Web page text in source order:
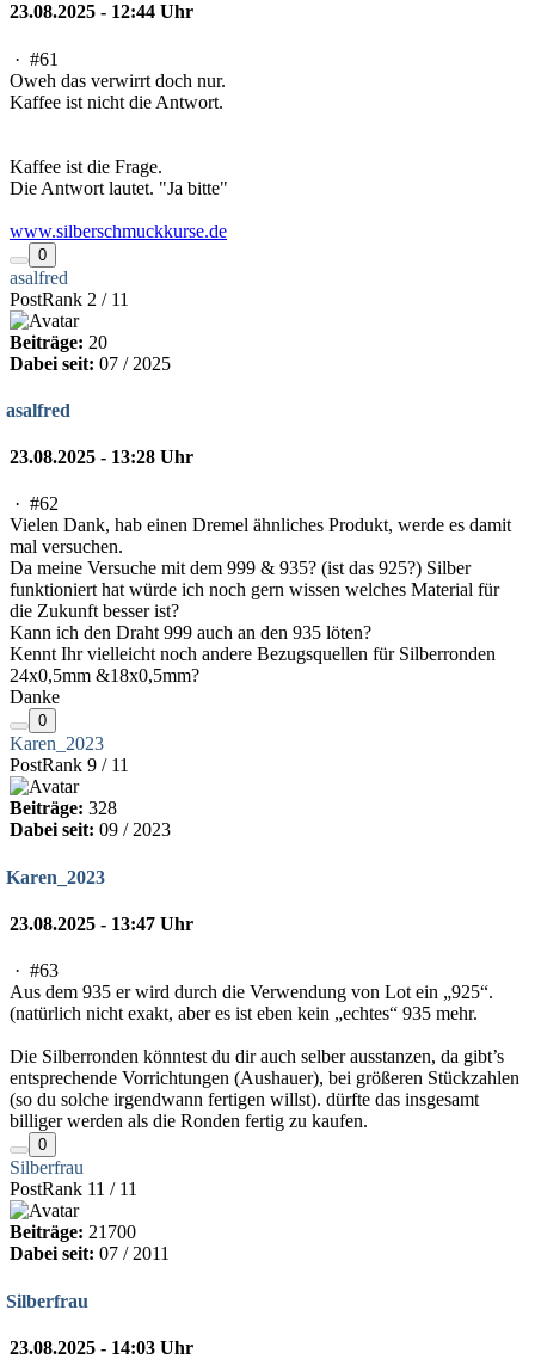
23.08.2025 - 12:44 Uhr
· #61
Oweh das verwirrt doch nur.
Kaffee ist nicht die Antwort.
Kaffee ist die Frage.
Die Antwort lautet. "Ja bitte"
www.silberschmuckkurse.de
0
asalfred
PostRank 2 / 11
Beiträge: 20
Dabei seit: 07 / 2025
asalfred
23.08.2025 - 13:28 Uhr
· #62
Vielen Dank, hab einen Dremel ähnliches Produkt, werde es damit
mal versuchen.
Da meine Versuche mit dem 999 & 935? (ist das 925?) Silber
funktioniert hat würde ich noch gern wissen welches Material für
die Zukunft besser ist?
Kann ich den Draht 999 auch an den 935 löten?
Kennt Ihr vielleicht noch andere Bezugsquellen für Silberronden
24x0,5mm &18x0,5mm?
Danke
0
Karen_2023
PostRank 9 / 11
Beiträge: 328
Dabei seit: 09 / 2023
Karen_2023
23.08.2025 - 13:47 Uhr
· #63
Aus dem 935 er wird durch die Verwendung von Lot ein „925“.
(natürlich nicht exakt, aber es ist eben kein „echtes“ 935 mehr.
Die Silberronden könntest du dir auch selber ausstanzen, da gibt’s
entsprechende Vorrichtungen (Aushauer), bei größeren Stückzahlen
(so du solche irgendwann fertigen willst). dürfte das insgesamt
billiger werden als die Ronden fertig zu kaufen.
0
Silberfrau
PostRank 11 / 11
Beiträge: 21700
Dabei seit: 07 / 2011
Silberfrau
23.08.2025 - 14:03 Uhr